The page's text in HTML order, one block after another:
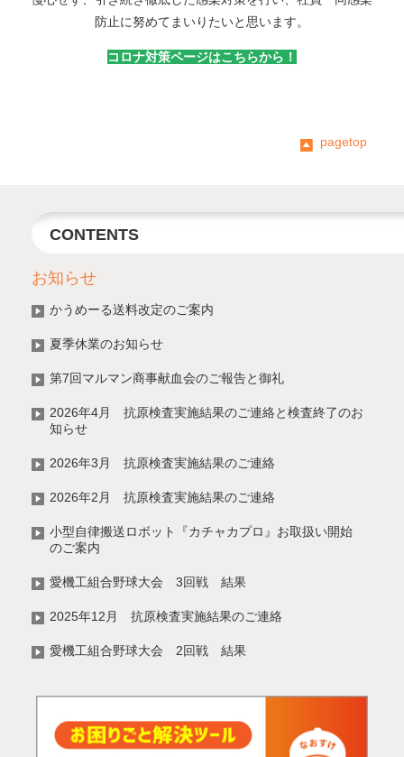
防止に努めてまいりたいと思います。
コロナ対策ページはこちらから！
pagetop
CONTENTS
お知らせ
かうめーる送料改定のご案内
夏季休業のお知らせ
第7回マルマン商事献血会のご報告と御礼
2026年4月 抗原検査実施結果のご連絡と検査終了のお
知らせ
2026年3月 抗原検査実施結果のご連絡
2026年2月 抗原検査実施結果のご連絡
小型自律搬送ロボット『カチャカプロ』お取扱い開始
のご案内
愛機工組合野球大会 3回戦 結果
2025年12月 抗原検査実施結果のご連絡
愛機工組合野球大会 2回戦 結果